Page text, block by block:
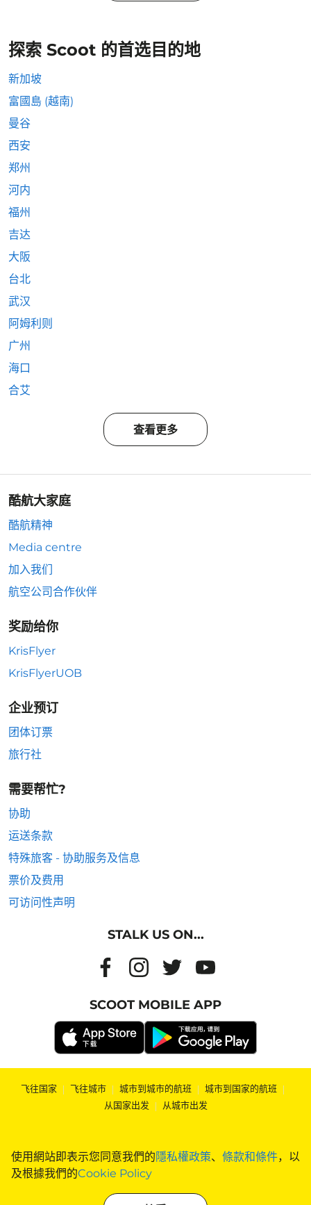
使用網站即表示您同意我們的隱私權政策、 條款和條件，以
及根據我們的Cookie Policy
探索 Scoot 的首选目的地
新加坡
富國島 (越南)
曼谷
西安
郑州
河内
福州
吉达
大阪
台北
武汉
阿姆利则
广州
海口
合艾
查看更多
酷航大家庭
酷航精神
Media centre
加入我们
航空公司合作伙伴
奖励给你
KrisFlyer
KrisFlyerUOB
企业预订
团体订票
旅行社
需要帮忙?
协助
运送条款
特殊旅客 - 协助服务及信息
票价及费用
可访问性声明
STALK US ON...
SCOOT MOBILE APP
飞往国家 | 飞往城市 | 城市到城市的航班 | 城市到国家的航班 |
从国家出发 | 从城市出发